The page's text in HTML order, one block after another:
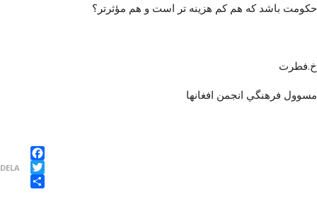
حکومت باشد که هم کم هزینه تر است و هم مؤثرتر؟
خ.فطرت
مسوول فرهنگي انجمن افغانها
DELA
Facebook
Twitter